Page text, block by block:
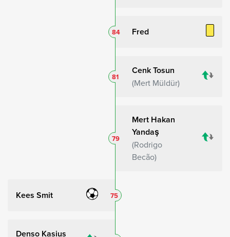
Fred
84
Cenk Tosun
Mert Müldür
81
Mert Hakan
Yandaş
Rodrigo
Becão
79
Kees Smit 75
Denso Kasius